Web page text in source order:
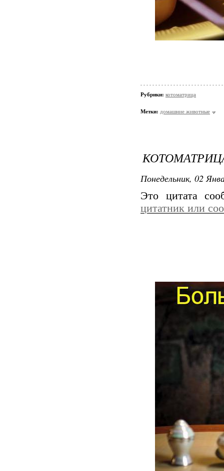
Рубрики: котоматрица
Метки: домашние животные
Понедельник, 02
Это цитата
цитатник или